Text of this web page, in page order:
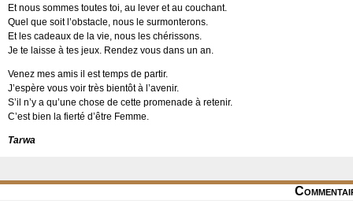
Et nous sommes toutes toi, au lever et au couchant.
Quel que soit l’obstacle, nous le surmonterons.
Et les cadeaux de la vie, nous les chérissons.
Je te laisse à tes jeux. Rendez vous dans un an.
Venez mes amis il est temps de partir.
J’espère vous voir très bientôt à l’avenir.
S’il n’y a qu’une chose de cette promenade à retenir.
C’est bien la fierté d’être Femme.
Tarwa